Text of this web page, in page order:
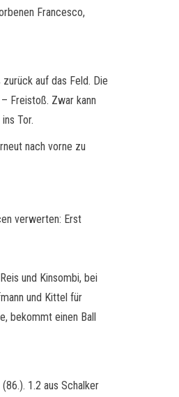
Francesco,
auf das Feld. Die
Freistoß. Zwar kann
Tor.
nach vorne zu
verwerten: Erst
und Kinsombi, bei
und Kittel für
bekommt einen Ball
1.2 aus Schalker